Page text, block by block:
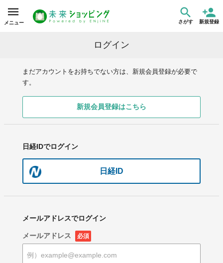
メニュー さがす 新規登録
ログイン
まだアカウントをお持ちでない方は、新規会員登録が必要で
す。
新規会員登録はこちら
日経IDでログイン
日経ID
メールアドレスでログイン
メールアドレス 必須